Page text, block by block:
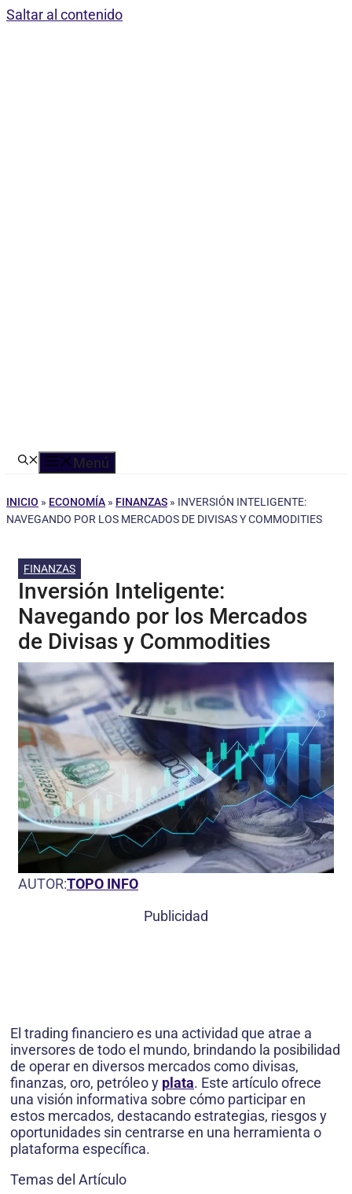
Saltar al contenido
Menú
INICIO » ECONOMÍA » FINANZAS » INVERSIÓN INTELIGENTE:
NAVEGANDO POR LOS MERCADOS DE DIVISAS Y COMMODITIES
FINANZAS
Inversión Inteligente:
Navegando por los Mercados
de Divisas y Commodities
AUTOR:TOPO INFO
Publicidad
El trading financiero es una actividad que atrae a
inversores de todo el mundo, brindando la posibilidad
de operar en diversos mercados como divisas,
finanzas, oro, petróleo y plata. Este artículo ofrece
una visión informativa sobre cómo participar en
estos mercados, destacando estrategias, riesgos y
oportunidades sin centrarse en una herramienta o
plataforma específica.
Temas del Artículo